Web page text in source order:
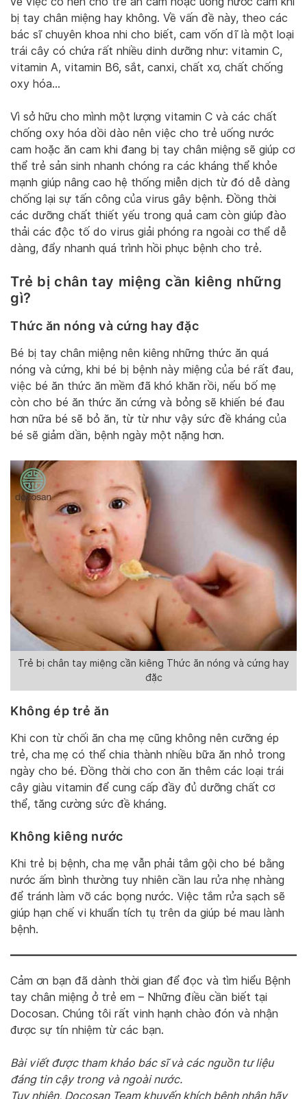
bị tay chân miệng hay không. Về vấn đề này, theo các
bác sĩ chuyên khoa nhi cho biết, cam vốn dĩ là một loại
trái cây có chứa rất nhiều dinh dưỡng như: vitamin C,
vitamin A, vitamin B6, sắt, canxi, chất xơ, chất chống
oxy hóa…
Vì sở hữu cho mình một lượng vitamin C và các chất
chống oxy hóa dồi dào nên việc cho trẻ uống nước
cam hoặc ăn cam khi đang bị tay chân miệng sẽ giúp cơ
thể trẻ sản sinh nhanh chóng ra các kháng thể khỏe
mạnh giúp nâng cao hệ thống miễn dịch từ đó dễ dàng
chống lại sự tấn công của virus gây bệnh. Đồng thời
các dưỡng chất thiết yếu trong quả cam còn giúp đào
thải các độc tố do virus giải phóng ra ngoài cơ thể dễ
dàng, đẩy nhanh quá trình hồi phục bệnh cho trẻ.
Trẻ bị chân tay miệng cần kiêng những
gì?
Thức ăn nóng và cứng hay đặc
Bé bị tay chân miệng nên kiêng những thức ăn quá
nóng và cứng, khi bé bị bệnh này miệng của bé rất đau,
việc bé ăn thức ăn mềm đã khó khăn rồi, nếu bố mẹ
còn cho bé ăn thức ăn cứng và bỏng sẽ khiến bé đau
hơn nữa bé sẽ bỏ ăn, từ từ như vậy sức đề kháng của
bé sẽ giảm dần, bệnh ngày một nặng hơn.
Trẻ bị chân tay miệng cần kiêng Thức ăn nóng và cứng hay
đặc
Không ép trẻ ăn
Khi con từ chối ăn cha mẹ cũng không nên cưỡng ép
trẻ, cha mẹ có thể chia thành nhiều bữa ăn nhỏ trong
ngày cho bé. Đồng thời cho con ăn thêm các loại trái
cây giàu vitamin để cung cấp đầy đủ dưỡng chất cơ
thể, tăng cường sức đề kháng.
Không kiêng nước
Khi trẻ bị bệnh, cha mẹ vẫn phải tắm gội cho bé bằng
nước ấm bình thường tuy nhiên cần lau rửa nhẹ nhàng
để tránh làm vỡ các bọng nước. Việc tắm rửa sạch sẽ
giúp hạn chế vi khuẩn tích tụ trên da giúp bé mau lành
bệnh.
Cảm ơn bạn đã dành thời gian để đọc và tìm hiểu Bệnh
tay chân miệng ở trẻ em – Những điều cần biết tại
Docosan. Chúng tôi rất vinh hạnh chào đón và nhận
được sự tín nhiệm từ các bạn.
Bài viết được tham khảo bác sĩ và các nguồn tư liệu
đáng tin cậy trong và ngoài nước.
Tuy nhiên, Docosan Team khuyến khích bệnh nhân hãy